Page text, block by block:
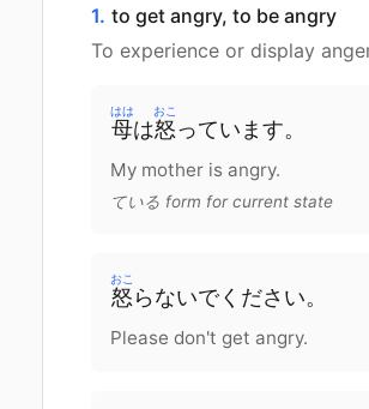
1. to get angry, to be angry
To experience or display
母
はは
は怒
おこ
っています。
My mother is angry.
ている form for current state
怒
おこ
らないでください。
Please don't get angry.